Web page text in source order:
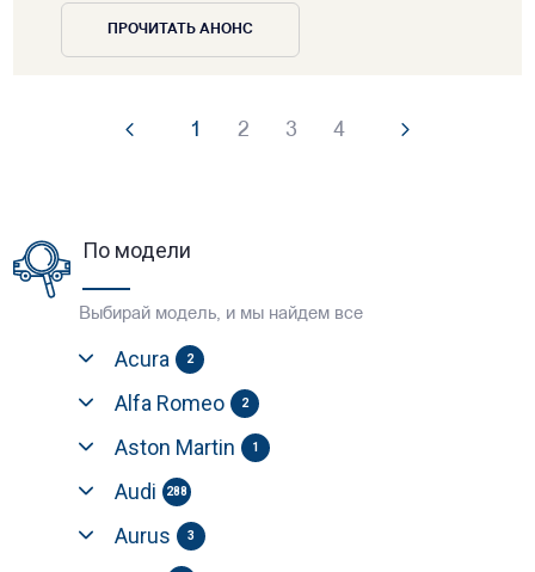
ПРОЧИТАТЬ АНОНС
1 2 3 4
По модели
Выбирай модель, и мы найдем все
Acura 2
Alfa Romeo 2
Aston Martin 1
Audi 288
Aurus 3